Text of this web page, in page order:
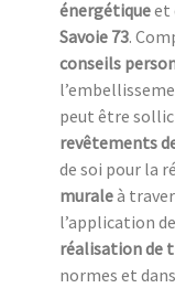
énergétiqueet
Savoie 73.
conseils
peut être
revêtements
de soi pour la
muraleà
l’application de
réalisation de
normes et